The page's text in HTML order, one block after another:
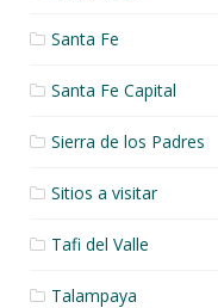
Santa Fe
Santa Fe Capital
Sierra de los Padres
Sitios a visitar
Tafi del Valle
Talampaya